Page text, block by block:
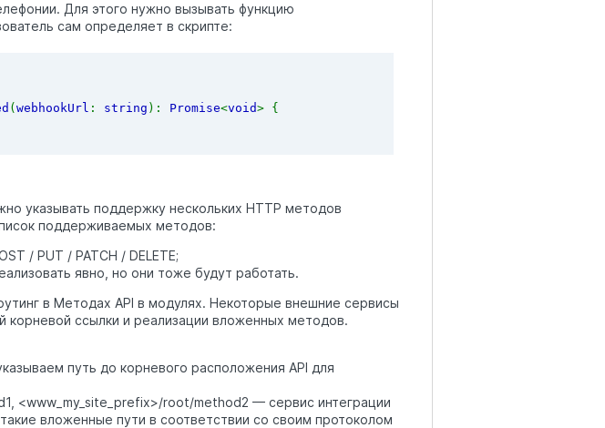
Для этого нужно вызывать функцию
сам определяет в скрипте:
( webhookUrl : string ): Promise<void> {
указывать поддержку нескольких HTTP методов
поддерживаемых методов:
/ PUT / PATCH / DELETE;
явно, но они тоже будут работать.
в Методах API в модулях. Некоторые внешние сервисы
корневой ссылки и реализации вложенных методов.
путь до корневого расположения API для
<www_my_site_prefix>/root/method2 — сервис интеграции
вложенные пути в соответствии со своим протоколом